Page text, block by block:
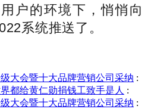
户的环境下，悄悄向
系统推送了。
大会暨十大品牌营销公司采纳 :
都给黄仁勋捐钱工致手是人 :
大会暨十大品牌营销公司采纳 :